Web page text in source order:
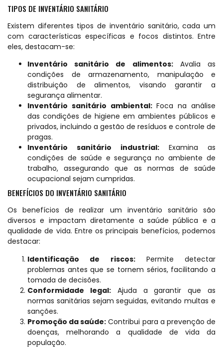
TIPOS DE INVENTÁRIO SANITÁRIO
Existem diferentes tipos de inventário sanitário, cada um
com características específicas e focos distintos. Entre
eles, destacam-se:
Inventário sanitário de alimentos:Avalia as
condições de armazenamento, manipulação e
distribuição de alimentos, visando garantir a
segurança alimentar.
Inventário sanitário ambiental:Foca na análise
das condições de higiene em ambientes públicos e
privados, incluindo a gestão de resíduos e controle de
pragas.
Inventário sanitário industrial: Examina as
condições de saúde e segurança no ambiente de
trabalho, assegurando que as normas de saúde
ocupacional sejam cumpridas.
BENEFÍCIOS DO INVENTÁRIO SANITÁRIO
Os benefícios de realizar um inventário sanitário são
diversos e impactam diretamente a saúde pública e a
qualidade de vida. Entre os principais benefícios, podemos
destacar:
Identificação de riscos:Permite detectar
problemas antes que se tornem sérios, facilitando a
tomada de decisões.
Conformidade legal:Ajuda a garantir que as
normas sanitárias sejam seguidas, evitando multas e
sanções.
Promoção da saúde: Contribui para a prevenção de
doenças, melhorando a qualidade de vida da
população.